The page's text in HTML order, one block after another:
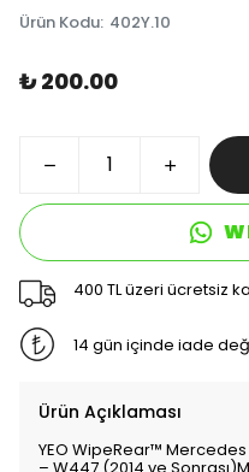
Ürün Kodu: 402Y.10
₺ 200.00
400 TL üzeri ücretsiz
14 gün içinde iade
Ürün Açıklaması
YEO WipeRear™️